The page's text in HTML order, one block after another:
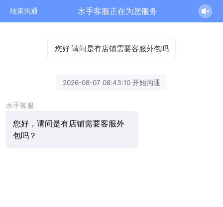
结束沟通 水手客服正在为您服务
您好 请问是有店铺需要客服外包吗
2026-08-07 08:43:10 开始沟通
水手客服
您好，请问是有店铺需要客服外
包吗？